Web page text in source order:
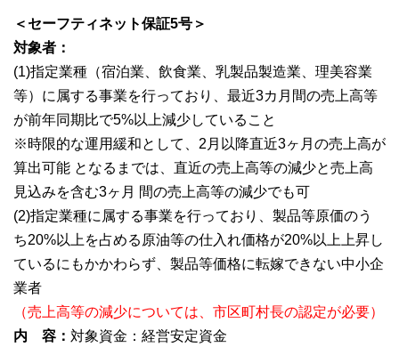
＜セーフティネット保証5号＞
対象者：
(1)指定業種（宿泊業、飲食業、乳製品製造業、理美容業
等）に属する事業を行っており、最近3カ月間の売上高等
が前年同期比で5%以上減少していること
※時限的な運用緩和として、2月以降直近3ヶ月の売上高が
算出可能 となるまでは、直近の売上高等の減少と売上高
見込みを含む3ヶ月 間の売上高等の減少でも可
(2)指定業種に属する事業を行っており、製品等原価のう
ち20%以上を占める原油等の仕入れ価格が20%以上上昇し
ているにもかかわらず、製品等価格に転嫁できない中小企
業者
（売上高等の減少については、市区町村長の認定が必要）
内 容： 対象資金：経営安定資金